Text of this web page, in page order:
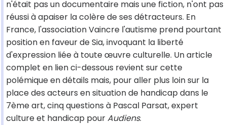
n'était pas un documentaire mais une fiction, n'ont pas
réussi à apaiser la colère de ses détracteurs. En
France, l'association Vaincre l'autisme prend pourtant
position en faveur de Sia, invoquant la liberté
d'expression liée à toute œuvre culturelle. Un article
complet en lien ci-dessous revient sur cette
polémique en détails mais, pour aller plus loin sur la
place des acteurs en situation de handicap dans le
7ème art, cinq questions à Pascal Parsat, expert
culture et handicap pourAudiens.